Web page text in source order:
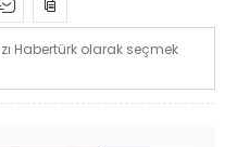
Habertürk olarak seçmek